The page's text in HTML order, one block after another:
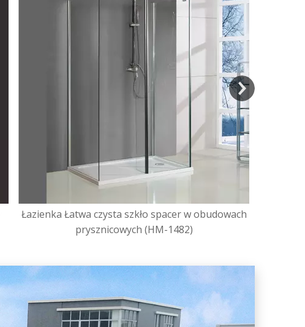
Łazienka Łatwa czysta szkło spacer w obudowach
prysznicowych (HM-1482)